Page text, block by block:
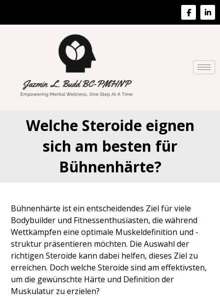
Welche Steroide eignen
sich am besten für
Bühnenhärte?
Bühnenhärte ist ein entscheidendes Ziel für viele
Bodybuilder und Fitnessenthusiasten, die während
Wettkämpfen eine optimale Muskeldefinition und -
struktur präsentieren möchten. Die Auswahl der
richtigen Steroide kann dabei helfen, dieses Ziel zu
erreichen. Doch welche Steroide sind am effektivsten,
um die gewünschte Härte und Definition der
Muskulatur zu erzielen?